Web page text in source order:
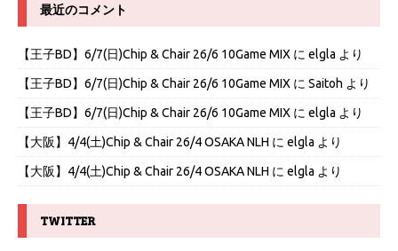
最近のコメント
【王子BD】6/7(日)Chip & Chair 26/6 10Game MIX に elgla より
【王子BD】6/7(日)Chip & Chair 26/6 10Game MIX に Saitoh より
【王子BD】6/7(日)Chip & Chair 26/6 10Game MIX に elgla より
【大阪】4/4(土)Chip & Chair 26/4 OSAKA NLH に elgla より
【大阪】4/4(土)Chip & Chair 26/4 OSAKA NLH に elgla より
TWITTER